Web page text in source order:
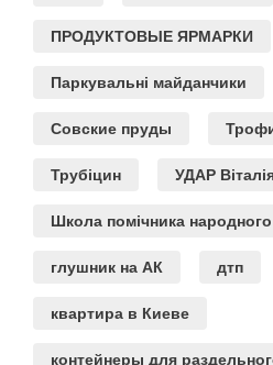
ПРОДУКТОВЫЕ ЯРМАРКИ
Паркувальні майданчики
Совские пруды
Трубіцин УДАР
Школа помічника
глушник на АК дтп
квартира в Киеве
контейнеры для